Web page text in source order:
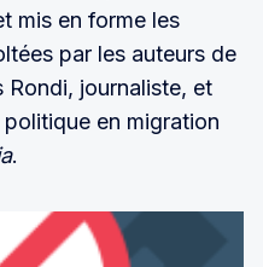
mis en forme les
par les auteurs de
journaliste, et
en migration
.